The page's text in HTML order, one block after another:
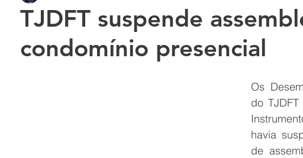
TJDFT suspende
condomínio presencial
Os
do
havia
de